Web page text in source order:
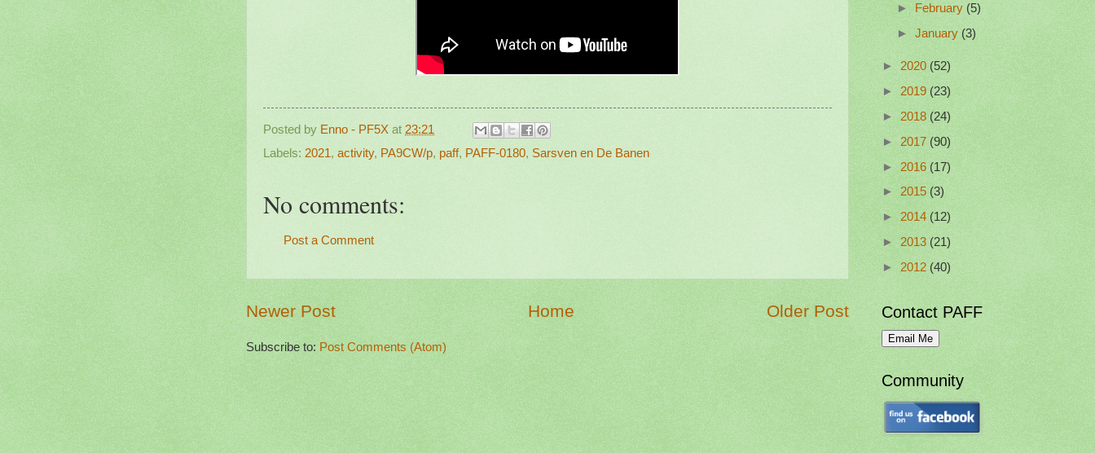
Posted by Enno - PF5X at 23:21
Labels: 2021, activity, PA9CW/p, paff, PAFF-0180, Sarsven en De Banen
No comments:
Post a Comment
Newer Post Older Post
Home
Subscribe to: Post Comments (Atom)
►
February (5)
► January (3)
► 2020 (52)
► 2019 (23)
► 2018 (24)
► 2017 (90)
► 2016 (17)
► 2015 (3)
► 2014 (12)
► 2013 (21)
► 2012 (40)
Contact PAFF
Community